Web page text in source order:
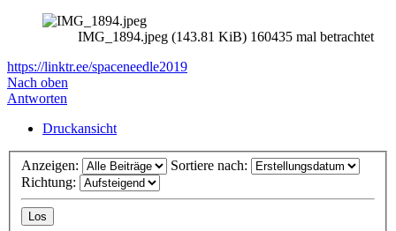
IMG_1894.jpeg (143.81 KiB) 160435 mal betrachtet
https://linktr.ee/spaceneedle2019
Nach oben
Antworten
Druckansicht
Anzeigen:
Sortiere nach:
Richtung: